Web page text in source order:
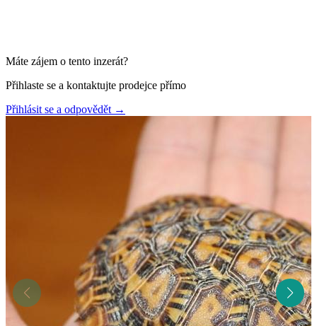
Máte zájem o tento inzerát?
Přihlaste se a kontaktujte prodejce přímo
Přihlásit se a odpovědět →